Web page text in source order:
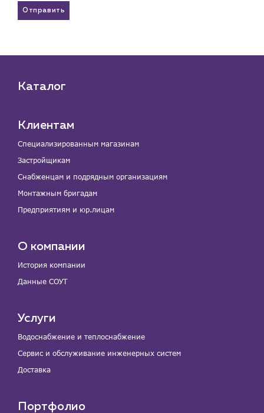
Отправить
Каталог
Клиентам
Специализированным магазинам
Застройщикам
Снабженцам и подрядным организациям
Монтажным бригадам
Предприятиям и юр.лицам
О компании
История компании
Данные СОУТ
Услуги
Водоснабжение и теплоснабжение
Сервис и обслуживание инженерных систем
Доставка
Портфолио